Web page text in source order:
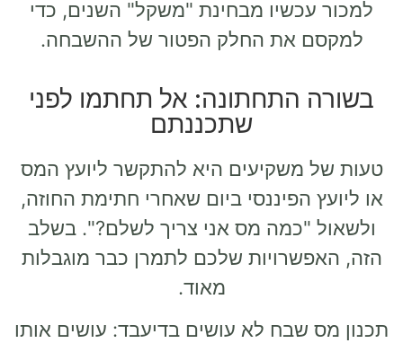
למכור עכשיו מבחינת "משקל" השנים, כדי
למקסם את החלק הפטור של ההשבחה.
בשורה התחתונה: אל תחתמו לפני
שתכננתם
טעות של משקיעים היא להתקשר ליועץ המס
או ליועץ הפיננסי ביום שאחרי חתימת החוזה,
ולשאול "כמה מס אני צריך לשלם?". בשלב
הזה, האפשרויות שלכם לתמרן כבר מוגבלות
מאוד.
תכנון מס שבח לא עושים בדיעבד: עושים אותו